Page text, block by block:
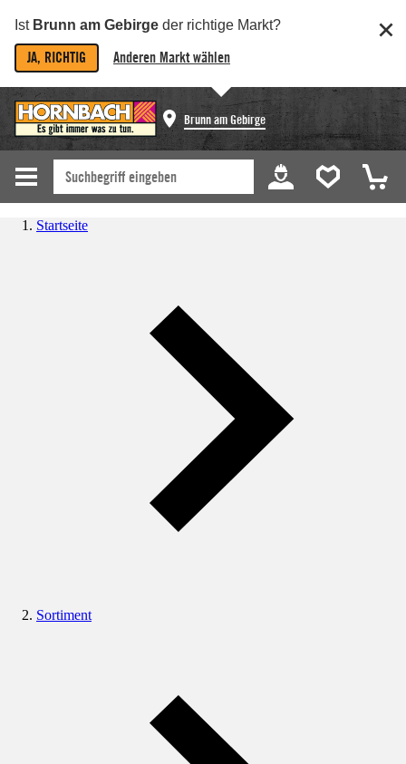
Ist Brunn am Gebirge der richtige Markt?
JA, RICHTIG Anderen Markt wählen
Brunn am Gebirge
Startseite
Sortiment